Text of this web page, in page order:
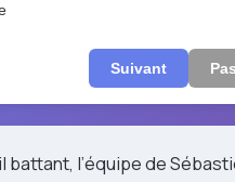
Suivant
battant, l’équipe de